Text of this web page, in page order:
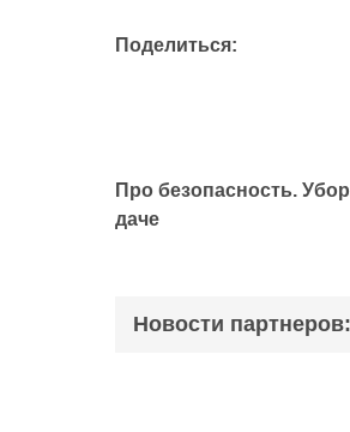
Поделиться:
Про безопасность.
даче
Новости партнеров: